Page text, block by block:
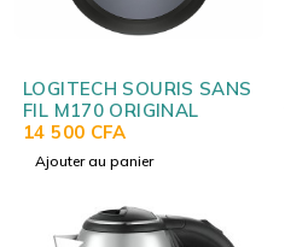
LOGITECH SOURIS SANS
FIL M170 ORIGINAL
14 500 CFA
Ajouter au panier